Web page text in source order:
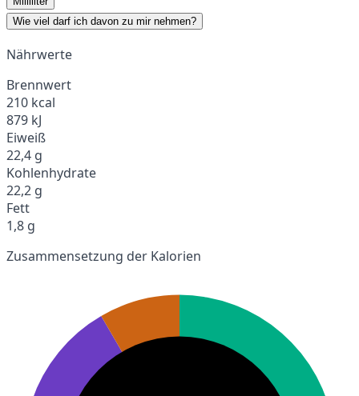
Wie viel darf ich davon zu mir nehmen?
Nährwerte
Brennwert
210 kcal
879 kJ
Eiweiß
22,4 g
Kohlenhydrate
22,2 g
Fett
1,8 g
Zusammensetzung der Kalorien